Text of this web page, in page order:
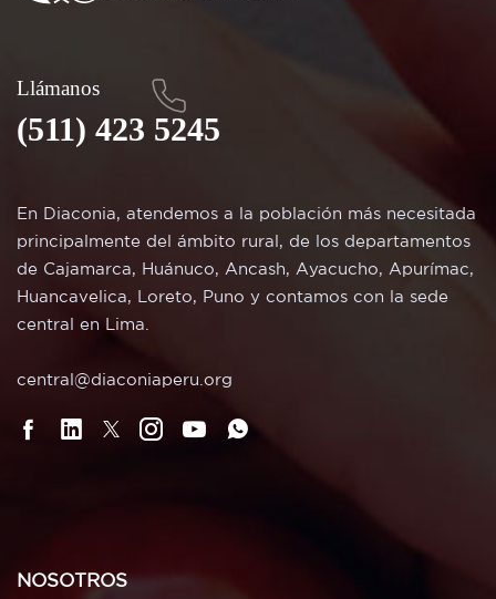
Llámanos
(511) 423 5245
En Diaconia, atendemos a la población más necesitada
principalmente del ámbito rural, de los departamentos
de Cajamarca, Huánuco, Ancash, Ayacucho, Apurímac,
Huancavelica, Loreto, Puno y contamos con la sede
central en Lima.
central@diaconiaperu.org
NOSOTROS